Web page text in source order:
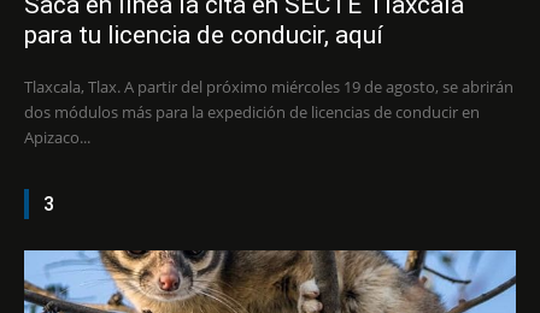
para tu licencia de conducir, aquí
Tlaxcala, Tlax. A partir del próximo miércoles 19 de agosto, se abrirán
dos módulos más para la expedición de licencias de conducir en
Apizaco...
3